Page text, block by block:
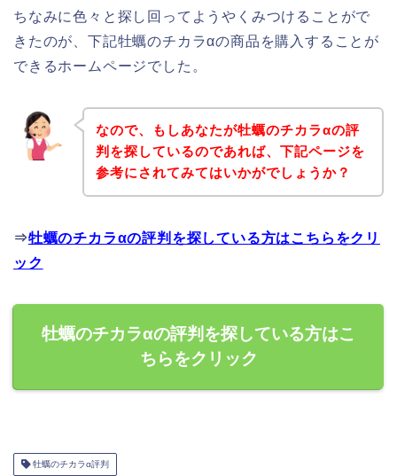
ちなみに色々と探し回ってようやくみつけることがで
きたのが、下記牡蠣のチカラαの商品を購入することが
できるホームページでした。
なので、もしあなたが牡蠣のチカラαの評
判を探しているのであれば、下記ページを
参考にされてみてはいかがでしょうか？
⇒牡蠣のチカラαの評判を探している方はこちらをクリ
ック
牡蠣のチカラαの評判を探している方はこ
ちらをクリック
牡蠣のチカラα評判